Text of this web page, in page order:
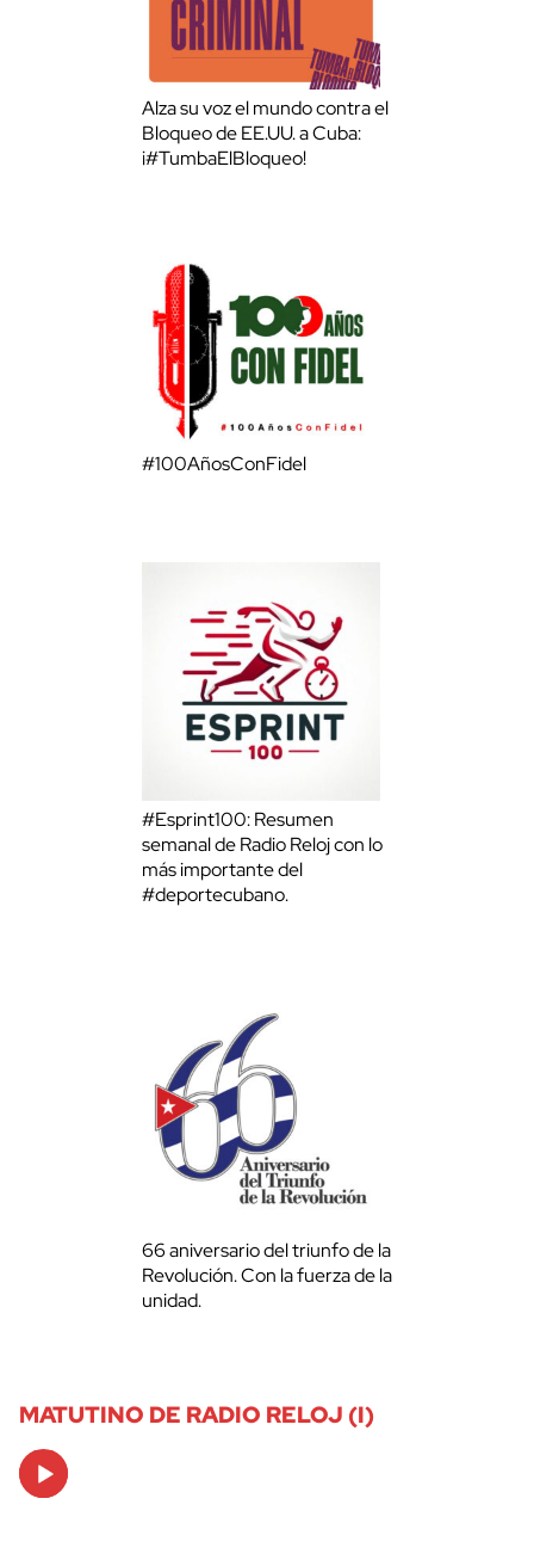
Alza su voz el mundo contra el
Bloqueo de EE.UU. a Cuba:
¡#TumbaElBloqueo!
#100AñosConFidel
#Esprint100: Resumen
semanal de Radio Reloj con lo
más importante del
#deportecubano.
66 aniversario del triunfo de la
Revolución. Con la fuerza de la
unidad.
MATUTINO DE RADIO RELOJ (I)
Audio
Player